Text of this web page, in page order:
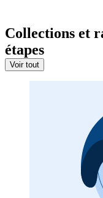
Collections et
étapes
Voir tout